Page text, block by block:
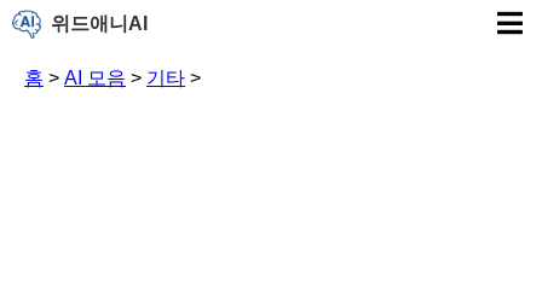
위드애니AI
홈 > AI 모음 > 기타 >